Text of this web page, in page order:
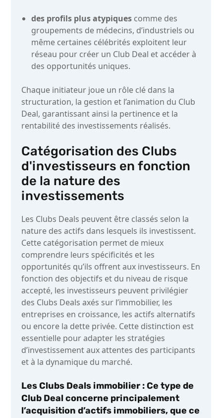
des profils plus atypiques comme des
groupements de médecins, d’industriels ou
même certaines célébrités exploitent leur
réseau pour créer un Club Deal et accéder à
des opportunités uniques.
Chaque initiateur joue un rôle clé dans la
structuration, la gestion et l’animation du Club
Deal, garantissant ainsi la pertinence et la
rentabilité des investissements réalisés.
Catégorisation des Clubs
d'investisseurs en fonction
de la nature des
investissements
Les Clubs Deals peuvent être classés selon la
nature des actifs dans lesquels ils investissent.
Cette catégorisation permet de mieux
comprendre leurs spécificités et les
opportunités qu’ils offrent aux investisseurs. En
fonction des objectifs et du niveau de risque
accepté, les investisseurs peuvent privilégier
des Clubs Deals axés sur l’immobilier, les
entreprises en croissance, les actifs alternatifs
ou encore la dette privée. Cette distinction est
essentielle pour adapter les stratégies
d’investissement aux attentes des participants
et à la dynamique du marché.
Les Clubs Deals immobilier: Ce type de
Club Deal concerne principalement
l’acquisition d’actifs immobiliers, que ce